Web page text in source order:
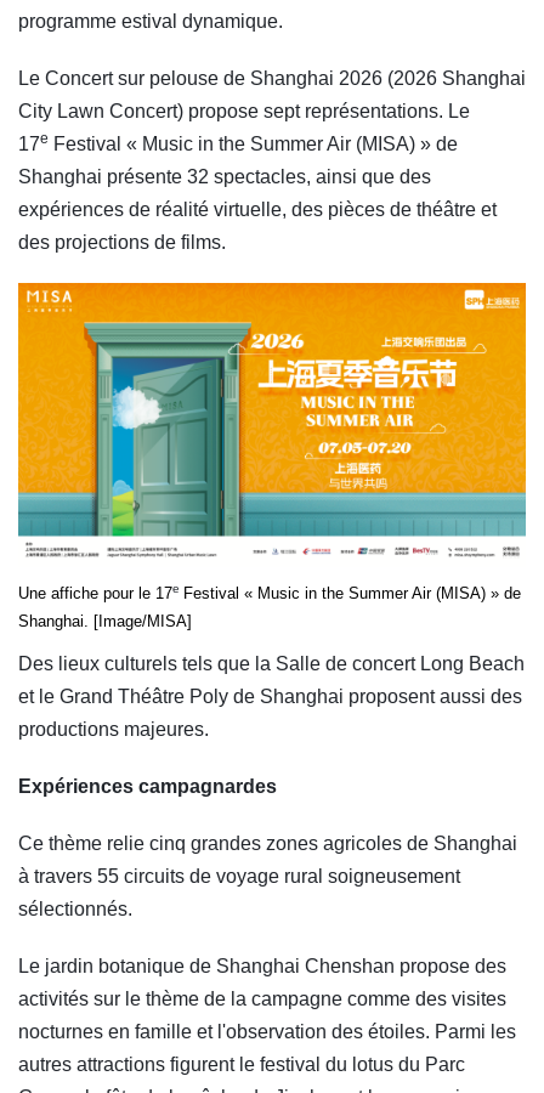
programme estival dynamique.
Le Concert sur pelouse de Shanghai 2026 (2026 Shanghai
City Lawn Concert) propose sept représentations. Le
17e Festival « Music in the Summer Air (MISA) » de
Shanghai présente 32 spectacles, ainsi que des
expériences de réalité virtuelle, des pièces de théâtre et
des projections de films.
Une affiche pour le 17e Festival « Music in the Summer Air (MISA) » de
Shanghai. [Image/MISA]
Des lieux culturels tels que la Salle de concert Long Beach
et le Grand Théâtre Poly de Shanghai proposent aussi des
productions majeures.
Expériences campagnardes
Ce thème relie cinq grandes zones agricoles de Shanghai
à travers 55 circuits de voyage rural soigneusement
sélectionnés.
Le jardin botanique de Shanghai Chenshan propose des
activités sur le thème de la campagne comme des visites
nocturnes en famille et l'observation des étoiles. Parmi les
autres attractions figurent le festival du lotus du Parc